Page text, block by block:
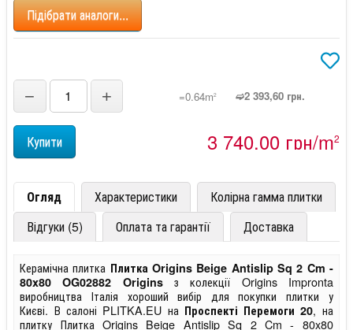
Підібрати аналоги...
− + =0.64m2 ➫2 393,60 грн.
3 740,00 грн/m2
Огляд Характеристики
Колірна гамма плитки
Відгуки (5)
Оплата та гарантії Доставка
Керамічна плитка Плитка Origins Beige Antislip Sq 2 Cm -
80x80 OG02882 Originsз колекції Origins Impronta
виробництва Італія хороший вибір для покупки плитки у
Києві. В салоні PLITKA.EU на Проспекті Перемоги 20, на
плитку Плитка Origins Beige Antislip Sq 2 Cm - 80x80